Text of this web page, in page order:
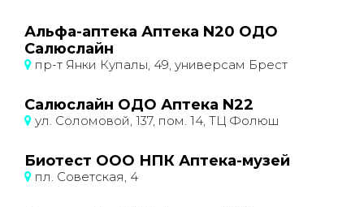
Альфа-аптека Аптека N20 ОДО
Салюслайн
пр-т Янки Купалы, 49, универсам Брест
Салюслайн ОДО Аптека N22
ул. Соломовой, 137, пом. 14, ТЦ Фолюш
Биотест ООО НПК Аптека-музей
пл. Советская, 4